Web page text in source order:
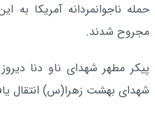
مجروح شدند.
پیکر مطهر شهدای ناو دنا
شهدای بهشت زهرا(س) انتقال